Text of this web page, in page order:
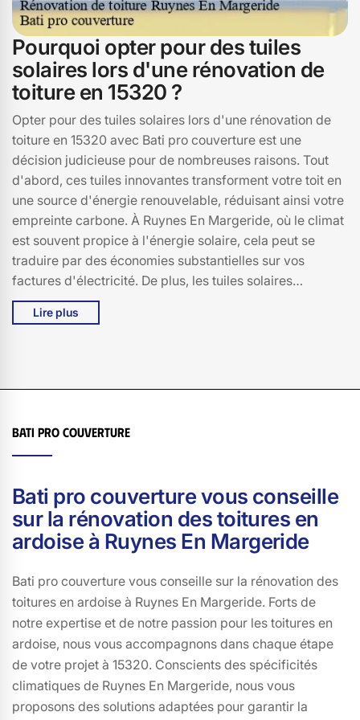
Pourquoi opter pour des tuiles
solaires lors d'une rénovation de
toiture en 15320 ?
Opter pour des tuiles solaires lors d'une rénovation de
toiture en 15320 avec Bati pro couverture est une
décision judicieuse pour de nombreuses raisons. Tout
d'abord, ces tuiles innovantes transforment votre toit en
une source d'énergie renouvelable, réduisant ainsi votre
empreinte carbone. À Ruynes En Margeride, où le climat
est souvent propice à l'énergie solaire, cela peut se
traduire par des économies substantielles sur vos
factures d'électricité. De plus, les tuiles solaires
s'intègrent harmonieusement à l'esthétique de votre
maison, sans compromettre son apparence. Chez Bati
en choisissant des tuiles solaires en 15320 avec Bati pro
couverture, vous investissez à la fois dans l'esthétique,
Lire plus
Bati pro couverture
Bati pro couverture vous conseille
sur la rénovation des toitures en
ardoise à Ruynes En Margeride
Bati pro couverture vous conseille sur la rénovation des
toitures en ardoise à Ruynes En Margeride. Forts de
notre expertise et de notre passion pour les toitures en
ardoise, nous vous accompagnons dans chaque étape
de votre projet à 15320. Conscients des spécificités
climatiques de Ruynes En Margeride, nous vous
proposons des solutions adaptées pour garantir la